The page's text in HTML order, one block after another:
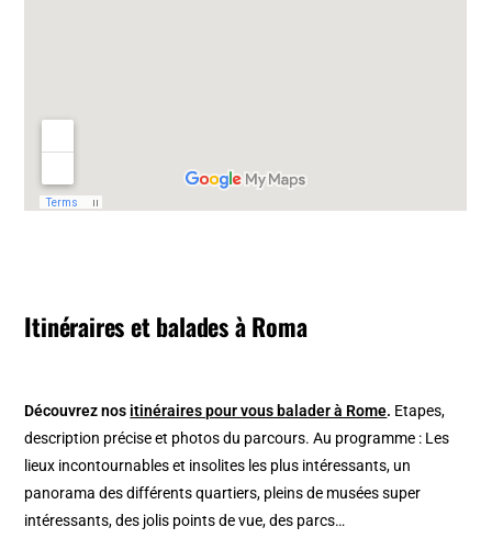
Itinéraires et balades à Roma
Découvrez nos itinéraires pour vous balader à Rome. Etapes,
description précise et photos du parcours. Au programme : Les
lieux incontournables et insolites les plus intéressants, un
panorama des différents quartiers, pleins de musées super
intéressants, des jolis points de vue, des parcs…